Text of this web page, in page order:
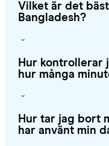
Vilket är det
Bangladesh?
Hur kontrollerar
hur många
Hur tar jag bort
har använt min